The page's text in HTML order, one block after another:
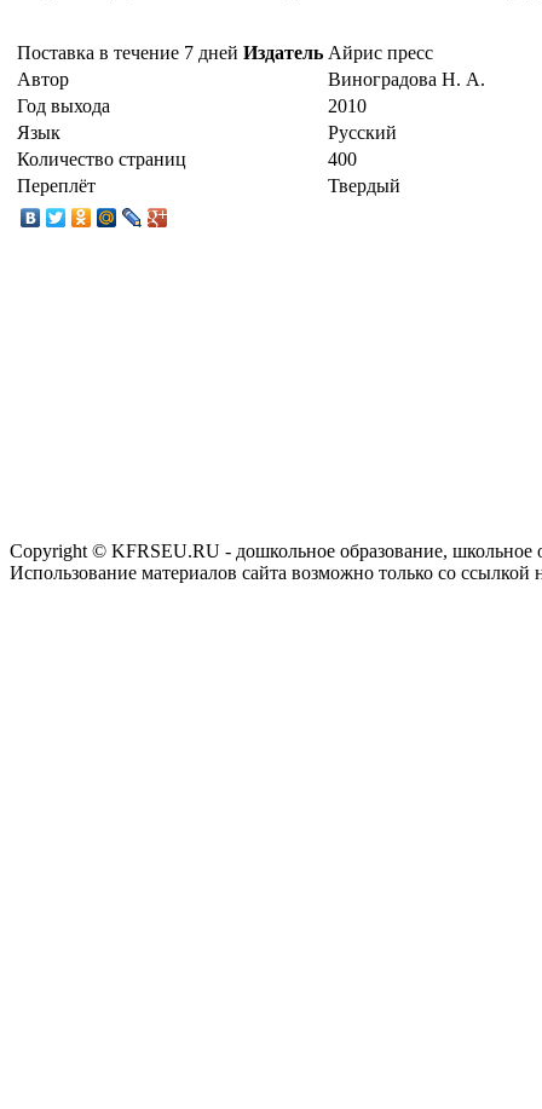
Поставка в течение 7 дней Издатель Айрис пресс
Автор
Виноградова Н. А.
Год выхода
2010
Язык
Русский
Количество страниц
400
Переплёт
Твердый
Copyright © KFRSEU.RU - дошкольное образование, школьное
Использование материалов сайта возможно только со ссылкой